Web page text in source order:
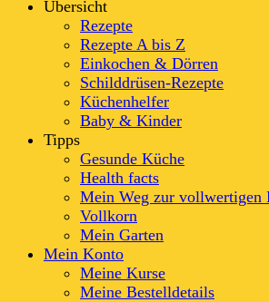
Übersicht
Rezepte
Rezepte A bis Z
Einkochen & Dörren
Schilddrüsen-Rezepte
Küchenhelfer
Baby & Kinder
Tipps
Gesunde Küche
Health facts
Mein Weg zur vollwertigen
Vollkorn
Mein Garten
Mein Konto
Meine Kurse
Meine Bestelldetails